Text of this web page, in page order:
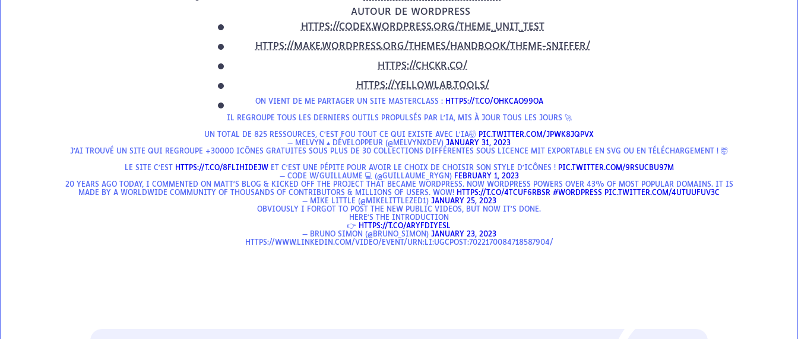
AUTOUR DE WORDPRESS
HTTPS://CODEX.WORDPRESS.ORG/THEME_UNIT_TEST
HTTPS://MAKE.WORDPRESS.ORG/THEMES/HANDBOOK/THEME-SNIFFER/
HTTPS://CHCKR.CO/
HTTPS://YELLOWLAB.TOOLS/
ON VIENT DE ME PARTAGER UN SITE MASTERCLASS : HTTPS://T.CO/OHKCAO99OA
IL REGROUPE TOUS LES DERNIERS OUTILS PROPULSÉS PAR L'IA, MIS À JOUR TOUS LES JOURS 🚀
UN TOTAL DE 825 RESSOURCES, C'EST FOU TOUT CE QUI EXISTE AVEC L'IA🤯 PIC.TWITTER.COM/JPWK8JQPVX
— MELVYN ▴ DÉVELOPPEUR (@MELVYNXDEV) JANUARY 31, 2023
J'AI TROUVÉ UN SITE QUI REGROUPE +30000 ICÔNES GRATUITES SOUS PLUS DE 30 COLLECTIONS DIFFÉRENTES SOUS LICENCE MIT EXPORTABLE EN SVG OU EN TÉLÉCHARGEMENT ! 🤯
LE SITE C'EST HTTPS://T.CO/8FLIHIDEJWET C'EST UNE PÉPITE POUR AVOIR LE CHOIX DE CHOISIR SON STYLE D'ICÔNES ! PIC.TWITTER.COM/9RSUCBU97M
— CODE W/GUILLAUME 💻 (@GUILLAUME_RYGN) FEBRUARY 1, 2023
20 YEARS AGO TODAY, I COMMENTED ON MATT'S BLOG & KICKED OFF THE PROJECT THAT BECAME WORDPRESS. NOW WORDPRESS POWERS OVER 43% OF MOST POPULAR DOMAINS. IT IS
MADE BY A WORLDWIDE COMMUNITY OF THOUSANDS OF CONTRIBUTORS & MILLIONS OF USERS. WOW! HTTPS://T.CO/4TCUF6RBSR #WORDPRESS PIC.TWITTER.COM/4UTUUFUV3C
— MIKE LITTLE (@MIKELITTLEZED1) JANUARY 25, 2023
OBVIOUSLY I FORGOT TO POST THE NEW PUBLIC VIDEOS, BUT NOW IT'S DONE.
HERE'S THE INTRODUCTION
👉 HTTPS://T.CO/ARYFDIYESL
— BRUNO SIMON (@BRUNO_SIMON) JANUARY 23, 2023
HTTPS://WWW.LINKEDIN.COM/VIDEO/EVENT/URN:LI:UGCPOST:7022170084718587904/